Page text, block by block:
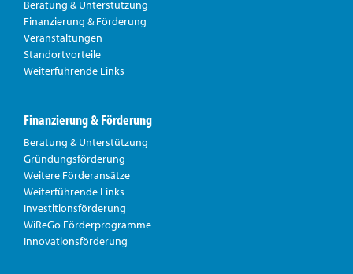
Beratung & Unterstützung
Finanzierung & Förderung
Veranstaltungen
Standortvorteile
Weiterführende Links
Finanzierung & Förderung
Beratung & Unterstützung
Gründungsförderung
Weitere Förderansätze
Weiterführende Links
Investitionsförderung
WiReGo Förderprogramme
Innovationsförderung